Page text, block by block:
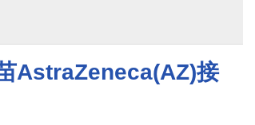
AstraZeneca(AZ)接